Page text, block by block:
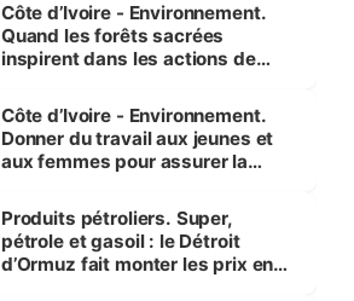
Côte d’Ivoire - Environnement.
Quand les forêts sacrées
inspirent dans les actions de
Côte d’Ivoire - Environnement.
Donner du travail aux jeunes et
aux femmes pour assurer la
menacées
Produits pétroliers. Super,
pétrole et gasoil : le Détroit
d’Ormuz fait monter les prix en